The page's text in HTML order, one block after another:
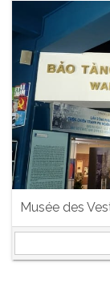
Musée des